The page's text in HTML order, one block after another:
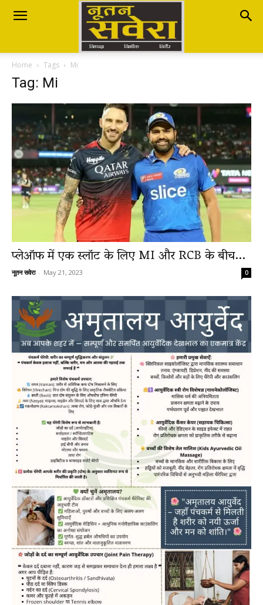
Nutan
Savera
Breaking
LIVE
Home Tags Mi
Tag: Mi
प्लेऑफ में एक स्लॉट के लिए MI और RCB के बीच...
नूतन सवेरा - May 21, 2023 0